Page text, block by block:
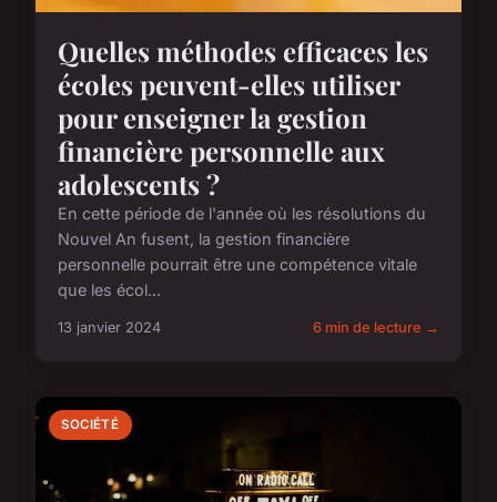
Quelles méthodes efficaces les
écoles peuvent-elles utiliser
pour enseigner la gestion
financière personnelle aux
adolescents ?
En cette période de l'année où les résolutions du
Nouvel An fusent, la gestion financière
personnelle pourrait être une compétence vitale
que les écol...
13 janvier 2024 6 min de lecture →
SOCIÉTÉ